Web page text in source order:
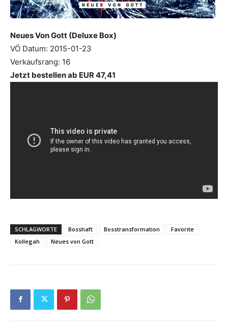
Neues Von Gott (Deluxe Box)
VÖ Datum: 2015-01-23
Verkaufsrang: 16
Jetzt bestellen ab EUR 47,41
SCHLAGWORTE Bosshaft Bosstransformation
Favorite
Kollegah
Neues von Gott